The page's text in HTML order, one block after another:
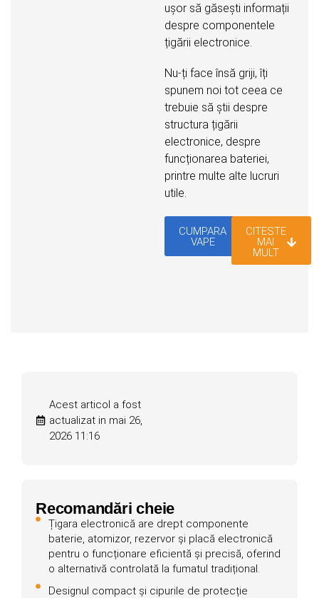
ușor să găsești informații
despre componentele
țigării electronice.
Nu-ți face însă griji, îți
spunem noi tot ceea ce
trebuie să știi despre
structura țigării
electronice, despre
funcționarea bateriei,
printre multe alte lucruri
utile.
CUMPARA
VAPE
CITESTE
MAI
MULT
Acest articol a fost
actualizat in mai 26,
2026 11:16
Recomandări cheie
Țigara electronică are drept componente
baterie, atomizor, rezervor și placă electronică
pentru o funcționare eficientă și precisă, oferind
o alternativă controlată la fumatul tradițional.
Designul compact și cipurile de protecție